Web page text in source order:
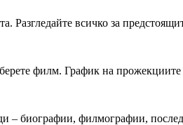
Разгледайте всичко за
филм. График на
– биографии, филмографии,